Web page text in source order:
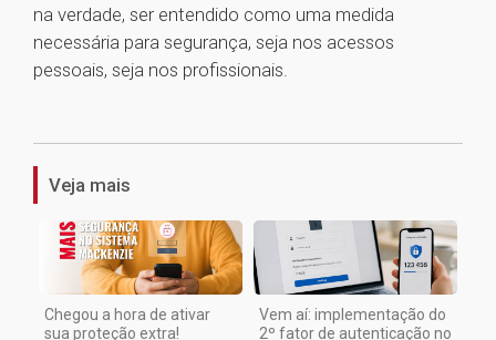
na verdade, ser entendido como uma medida
necessária para segurança, seja nos acessos
pessoais, seja nos profissionais.
Veja mais
Chegou a hora de ativar
sua proteção extra!
Vem aí: implementação do
2º fator de autenticação no